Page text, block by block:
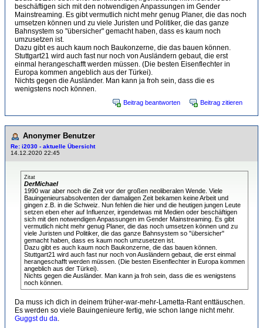
beschäftigen sich mit den notwendigen Anpassungen im Gender
Mainstreaming. Es gibt vermutlich nicht mehr genug Planer, die das noch
umsetzen können und zu viele Juristen und Politiker, die das ganze
Bahnsystem so "übersicher" gemacht haben, dass es kaum noch
umzusetzen ist.
Dazu gibt es auch kaum noch Baukonzerne, die das bauen können.
Stuttgart21 wird auch fast nur noch von Ausländern gebaut, die erst
einmal herangeschafft werden müssen. (Die besten Eisenflechter in
Europa kommen angeblich aus der Türkei).
Nichts gegen die Ausländer. Man kann ja froh sein, dass die es
wenigstens noch können.
Beitrag beantworten Beitrag zitieren
Anonymer Benutzer
Re: i2030 - aktuelle Übersicht
14.12.2020 22:45
Zitat
DerMichael
1990 war aber noch die Zeit vor der großen neoliberalen Wende. Viele
Bauingenieursabsolventen der damaligen Zeit bekamen keine Arbeit und
gingen z.B. in die Schweiz. Nun fehlen die hier und die heutigen jungen Leute
setzen eben eher auf Influenzer, irgendetwas mit Medien oder beschäftigen
sich mit den notwendigen Anpassungen im Gender Mainstreaming. Es gibt
vermutlich nicht mehr genug Planer, die das noch umsetzen können und zu
viele Juristen und Politiker, die das ganze Bahnsystem so "übersicher"
gemacht haben, dass es kaum noch umzusetzen ist.
Dazu gibt es auch kaum noch Baukonzerne, die das bauen können.
Stuttgart21 wird auch fast nur noch von Ausländern gebaut, die erst einmal
herangeschafft werden müssen. (Die besten Eisenflechter in Europa kommen
angeblich aus der Türkei).
Nichts gegen die Ausländer. Man kann ja froh sein, dass die es wenigstens
noch können.
Da muss ich dich in deinem früher-war-mehr-Lametta-Rant enttäuschen.
Es werden so viele Bauingenieure fertig, wie schon lange nicht mehr.
Guggst du da.